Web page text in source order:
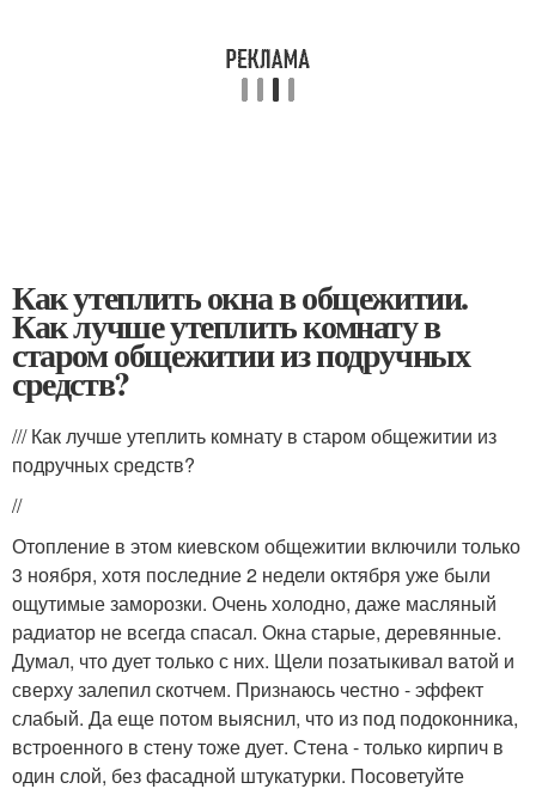
Как утеплить окна в общежитии.
Как лучше утеплить комнату в
старом общежитии из подручных
средств?
/// Как лучше утеплить комнату в старом общежитии из
подручных средств?
//
Отопление в этом киевском общежитии включили только
3 ноября, хотя последние 2 недели октября уже были
ощутимые заморозки. Очень холодно, даже масляный
радиатор не всегда спасал. Окна старые, деревянные.
Думал, что дует только с них. Щели позатыкивал ватой и
сверху залепил скотчем. Признаюсь честно - эффект
слабый. Да еще потом выяснил, что из под подоконника,
встроенного в стену тоже дует. Стена - только кирпич в
один слой, без фасадной штукатурки. Посоветуйте